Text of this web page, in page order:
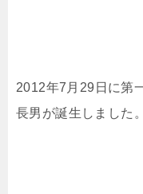
2012年7月29日に第
長男が誕生しました。